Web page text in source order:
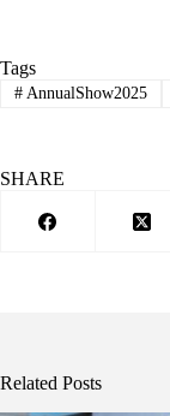
Tags
#AnnualShow2025
SHARE
Related Posts